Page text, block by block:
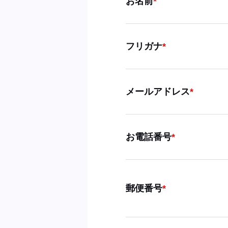
フリガナ
メールアドレス
お電話番号
郵便番号